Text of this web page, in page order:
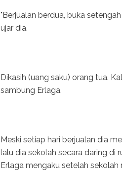
"Berjualan berdua, buka
ujar dia.
Dikasih (uang saku) orang tua.
sambung Erlaga.
Meski setiap hari berjualan dia
lalu dia sekolah secara daring di
Erlaga mengaku setelah